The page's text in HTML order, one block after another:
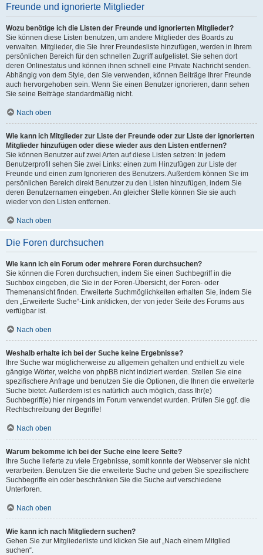
Freunde und ignorierte Mitglieder
Wozu benötige ich die Listen der Freunde und ignorierten Mitglieder?
Sie können diese Listen benutzen, um andere Mitglieder des Boards zu
verwalten. Mitglieder, die Sie Ihrer Freundesliste hinzufügen, werden in Ihrem
persönlichen Bereich für den schnellen Zugriff aufgelistet. Sie sehen dort
deren Onlinestatus und können ihnen schnell eine Private Nachricht senden.
Abhängig von dem Style, den Sie verwenden, können Beiträge Ihrer Freunde
auch hervorgehoben sein. Wenn Sie einen Benutzer ignorieren, dann sehen
Sie seine Beiträge standardmäßig nicht.
Nach oben
Wie kann ich Mitglieder zur Liste der Freunde oder zur Liste der ignorierten
Mitglieder hinzufügen oder diese wieder aus den Listen entfernen?
Sie können Benutzer auf zwei Arten auf diese Listen setzen: In jedem
Benutzerprofil sehen Sie zwei Links: einen zum Hinzufügen zur Liste der
Freunde und einen zum Ignorieren des Benutzers. Außerdem können Sie im
persönlichen Bereich direkt Benutzer zu den Listen hinzufügen, indem Sie
deren Benutzernamen eingeben. An gleicher Stelle können Sie sie auch
wieder von den Listen entfernen.
Nach oben
Die Foren durchsuchen
Wie kann ich ein Forum oder mehrere Foren durchsuchen?
Sie können die Foren durchsuchen, indem Sie einen Suchbegriff in die
Suchbox eingeben, die Sie in der Foren-Übersicht, der Foren- oder
Themenansicht finden. Erweiterte Suchmöglichkeiten erhalten Sie, indem Sie
den „Erweiterte Suche“-Link anklicken, der von jeder Seite des Forums aus
verfügbar ist.
Nach oben
Weshalb erhalte ich bei der Suche keine Ergebnisse?
Ihre Suche war möglicherweise zu allgemein gehalten und enthielt zu viele
gängige Wörter, welche von phpBB nicht indiziert werden. Stellen Sie eine
spezifischere Anfrage und benutzen Sie die Optionen, die Ihnen die erweiterte
Suche bietet. Außerdem ist es natürlich auch möglich, dass Ihr(e)
Suchbegriff(e) hier nirgends im Forum verwendet wurden. Prüfen Sie ggf. die
Rechtschreibung der Begriffe!
Nach oben
Warum bekomme ich bei der Suche eine leere Seite?
Ihre Suche lieferte zu viele Ergebnisse, somit konnte der Webserver sie nicht
verarbeiten. Benutzen Sie die erweiterte Suche und geben Sie spezifischere
Suchbegriffe ein oder beschränken Sie die Suche auf verschiedene
Unterforen.
Nach oben
Wie kann ich nach Mitgliedern suchen?
Gehen Sie zur Mitgliederliste und klicken Sie auf „Nach einem Mitglied
suchen“.